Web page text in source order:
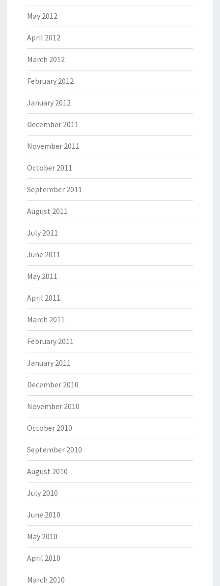
May 2012
April 2012
March 2012
February 2012
January 2012
December 2011
November 2011
October 2011
September 2011
August 2011
July 2011
June 2011
May 2011
April 2011
March 2011
February 2011
January 2011
December 2010
November 2010
October 2010
September 2010
August 2010
July 2010
June 2010
May 2010
April 2010
March 2010